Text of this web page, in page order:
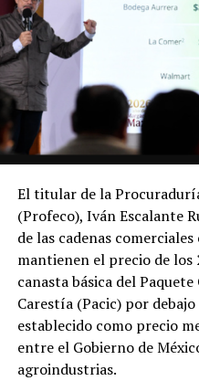
El titular de la
(Profeco), Iván Escalante
de las cadenas
mantienen el precio de
canasta básica del
Carestía (Pacic) por
establecido como precio
entre el Gobierno de
agroindustrias.